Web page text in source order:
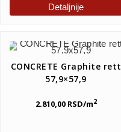
Detaljnije
CONCRETE Graphite rett
57,9×57,9
2.810,00 RSD/m2